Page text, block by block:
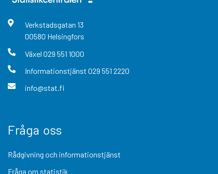
Verkstadsgatan 13
00580 Helsingfors
Växel 029 551 1000
Informationstjänst 029 551 2220
info@stat.fi
Fråga oss
Rådgivning och informationstjänst
Fråga om statistik